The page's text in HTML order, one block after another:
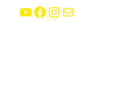
YouTube Facebook Instagram E-mail